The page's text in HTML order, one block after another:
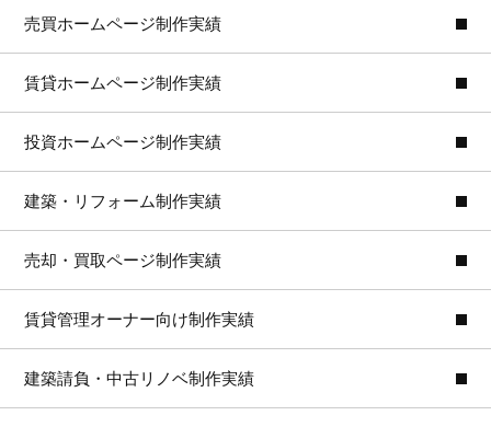
売買ホームページ制作実績
賃貸ホームページ制作実績
投資ホームページ制作実績
建築・リフォーム制作実績
売却・買取ページ制作実績
賃貸管理オーナー向け制作実績
建築請負・中古リノベ制作実績